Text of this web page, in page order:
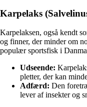
Karpelaks
Karpelaksen, også kendt
og finner, der minder om
populær sportsfisk i
Udseende:
pletter, der kan
Adfærd: Den
lever af insekter og